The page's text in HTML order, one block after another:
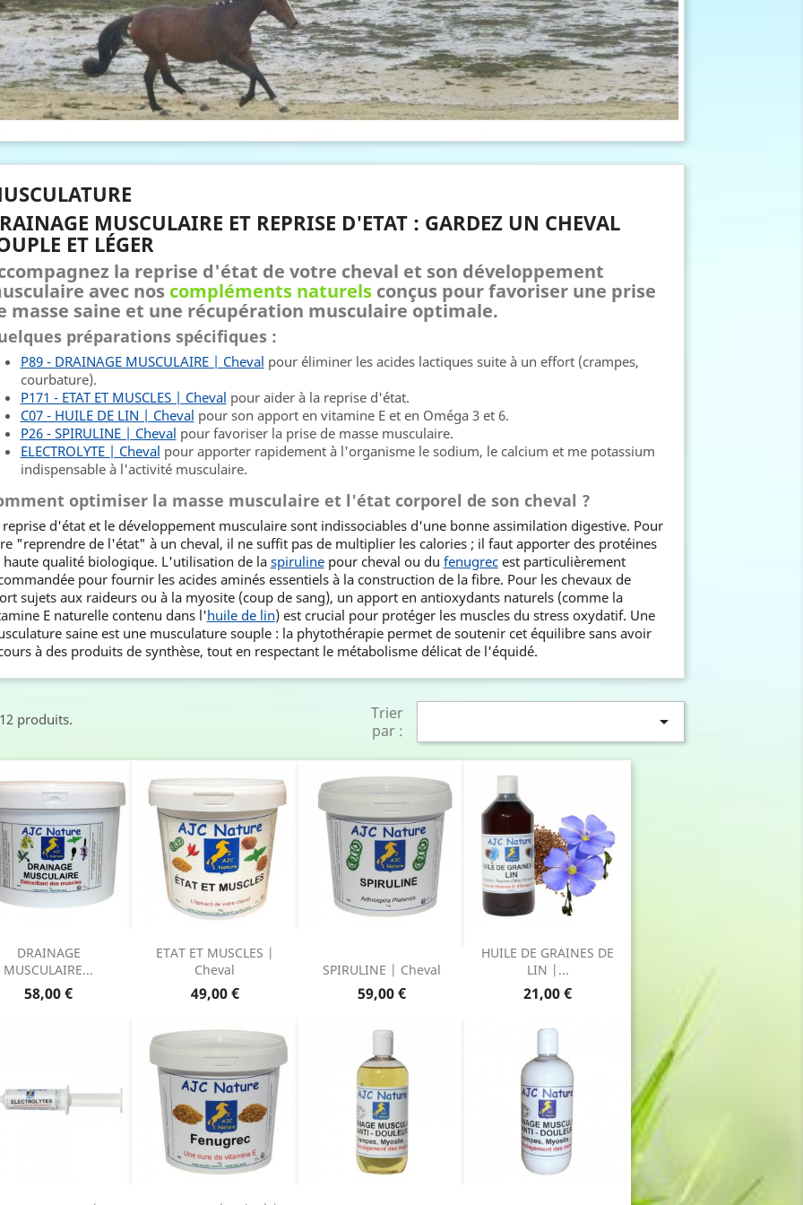
MUSCULAIRE ET REPRISE D'ETAT : GARDEZ UN CHEVAL
ET LÉGER
la reprise d'état de votre cheval et son développement
avec nos compléments naturelsconçus pour favoriser une prise
masse saine et une récupération musculaire optimale.
préparations spécifiques :
P89 - DRAINAGE MUSCULAIRE | Cheval pour éliminer les acides lactiques suite à un effort (crampes,
courbature).
P171 - ETAT ET MUSCLES | Cheval pour aider à la reprise d'état.
C07 - HUILE DE LIN | Cheval pour son apport en vitamine E et en Oméga 3 et 6.
P26 - SPIRULINE | Cheval pour favoriser la prise de masse musculaire.
ELECTROLYTE | Cheval pour apporter rapidement à l'organisme le sodium, le calcium et me potassium
indispensable à l'activité musculaire.
optimiser la masse musculaire et l'état corporel de son cheval ?
reprise d'état et le développement musculaire sont indissociables d'une bonne assimilation digestive. Pour
"reprendre de l'état" à un cheval, il ne suffit pas de multiplier les calories ; il faut apporter des protéines
haute qualité biologique. L'utilisation de laspirulinepour cheval ou du fenugrecest particulièrement
pour fournir les acides aminés essentiels à la construction de la fibre. Pour les chevaux de
sujets aux raideurs ou à la myosite (coup de sang), un apport en antioxydants naturels (comme la
E naturelle contenu dans l'huile de lin) est crucial pour protéger les muscles du stress oxydatif. Une
saine est une musculature souple : la phytothérapie permet de soutenir cet équilibre sans avoir
à des produits de synthèse, tout en respectant le métabolisme délicat de l'équidé.
produits.
Trier
par :

DRAINAGE
MUSCULAIRE...
Prix
58,00 €
ETAT ET MUSCLES |
Cheval
Prix
49,00 €
SPIRULINE | Cheval
Prix
59,00 €
HUILE DE GRAINES DE
LIN |...
Prix
21,00 €